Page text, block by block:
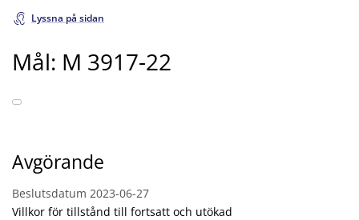
Lyssna på sidan
Mål: M 3917-22
Avgörande
Beslutsdatum 2023-06-27
Villkor för tillstånd till fortsatt och utökad